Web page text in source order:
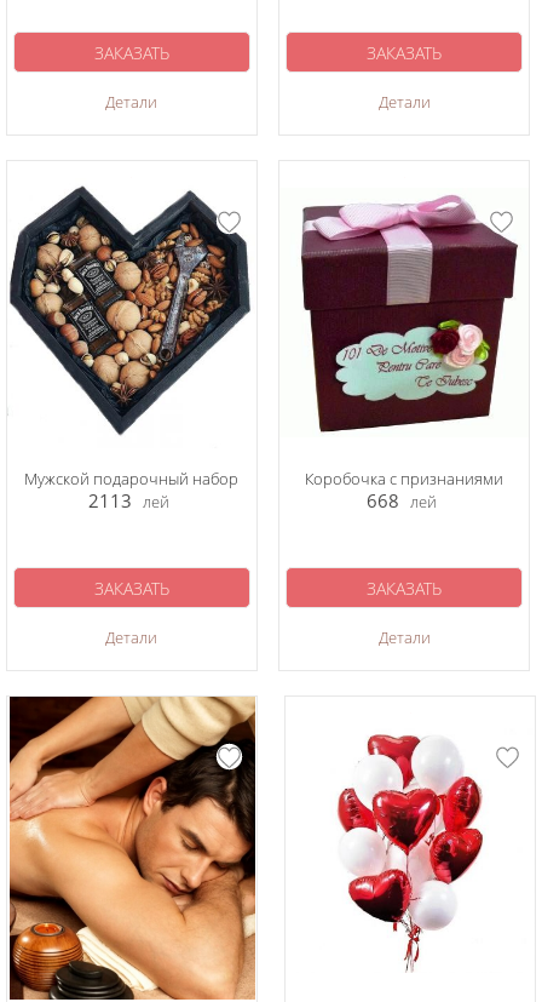
Детали
ЗАКАЗАТЬ
Детали
ЗАКАЗАТЬ
Мужской подарочный набор
2113 лей
Детали
ЗАКАЗАТЬ
Коробочка с признаниями
668 лей
Детали
ЗАКАЗАТЬ